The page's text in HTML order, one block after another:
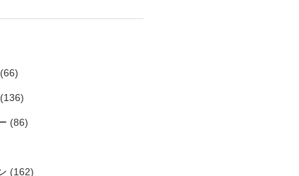
(66)
(136)
(86)
(162)